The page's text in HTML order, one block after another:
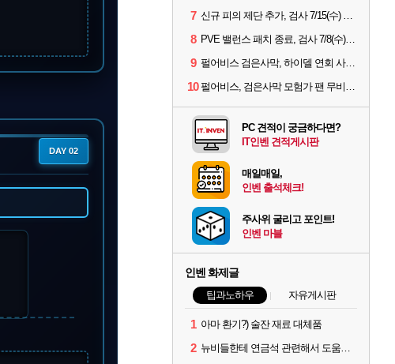
DAY 02
7 신규 피의 제단 추가, 검사 7/15(수) 패치 핵심 정리
8 PVE 밸런스 패치 종료, 검사 7/8(수) 패치 핵심 정리
9 펄어비스 검은사막, 하이델 연회 사전 이벤트 시작
10 펄어비스, 검은사막 모험가 팬 무비 '마디걸스' 글로벌 상영회 개최
PC 견적이 궁금하다면?
IT인벤 견적게시판
매일매일,
인벤 출석체크!
주사위 굴리고 포인트!
인벤 마블
인벤 화제글
팁과노하우 자유게시판
1 아마 환기?) 술잔 재료 대체품
2 뉴비들한테 연금석 관련해서 도움이 될까해서..(벨의심장 등)